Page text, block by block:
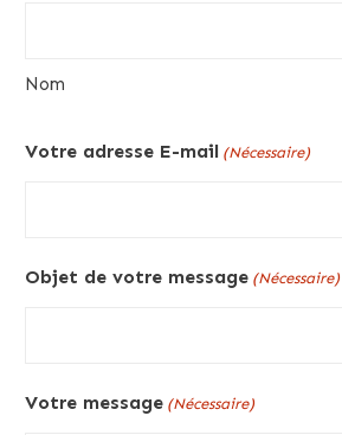
Nom
Votre adresse E-mail (Nécessaire)
Objet de votre message (Nécessaire)
Votre message (Nécessaire)